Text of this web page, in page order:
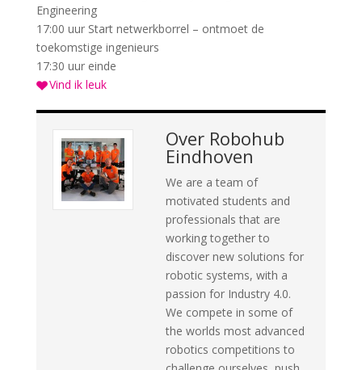
Engineering
17:00 uur Start netwerkborrel – ontmoet de
toekomstige ingenieurs
17:30 uur einde
Vind ik leuk
Over Robohub
Eindhoven
We are a team of
motivated students and
professionals that are
working together to
discover new solutions for
robotic systems, with a
passion for Industry 4.0.
We compete in some of
the worlds most advanced
robotics competitions to